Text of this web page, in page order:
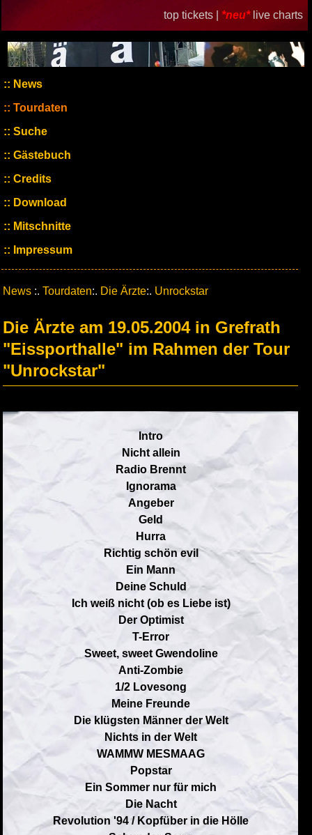
top tickets | *neu* live charts
News
Tourdaten
Suche
Gästebuch
Credits
Download
Mitschnitte
Impressum
News :. Tourdaten:. Die Ärzte:. Unrockstar
Die Ärzte am 19.05.2004 in Grefrath
"Eissporthalle" im Rahmen der Tour
"Unrockstar"
Intro
Nicht allein
Radio Brennt
Ignorama
Angeber
Geld
Hurra
Richtig schön evil
Ein Mann
Deine Schuld
Ich weiß nicht (ob es Liebe ist)
Der Optimist
T-Error
Sweet, sweet Gwendoline
Anti-Zombie
1/2 Lovesong
Meine Freunde
Die klügsten Männer der Welt
Nichts in der Welt
WAMMW MESMAAG
Popstar
Ein Sommer nur für mich
Die Nacht
Revolution '94 / Kopfüber in die Hölle